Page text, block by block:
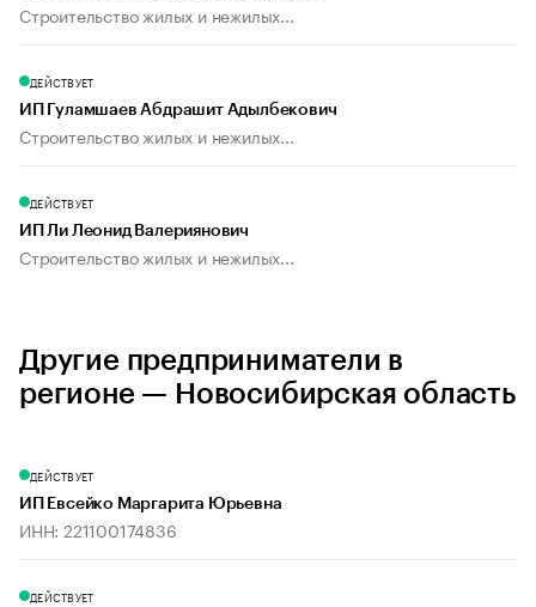
Строительство жилых и нежилых...
ДЕЙСТВУЕТ
ИП Гуламшаев Абдрашит Адылбекович
Строительство жилых и нежилых...
ДЕЙСТВУЕТ
ИП Ли Леонид Валериянович
Строительство жилых и нежилых...
Другие предприниматели в
регионе — Новосибирская область
ДЕЙСТВУЕТ
ИП Евсейко Маргарита Юрьевна
ИНН: 221100174836
ДЕЙСТВУЕТ